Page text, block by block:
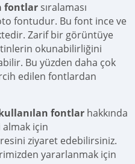
fontlar sıralaması
fontudur. Bu font ince ve
Zarif bir görüntüye
okunabilirliğini
Bu yüzden daha çok
edilen fontlardan
fontlar hakkında
için
ziyaret edebilirsiniz.
yararlanmak için